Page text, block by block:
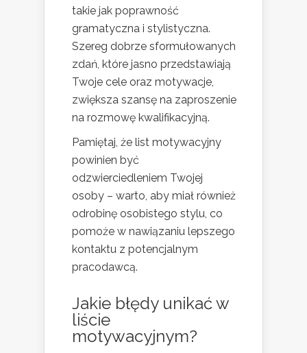
takie jak poprawność
gramatyczna i stylistyczna.
Szereg dobrze sformułowanych
zdań, które jasno przedstawiają
Twoje cele oraz motywacje,
zwiększa szansę na zaproszenie
na rozmowę kwalifikacyjną.
Pamiętaj, że list motywacyjny
powinien być
odzwierciedleniem Twojej
osoby – warto, aby miał również
odrobinę osobistego stylu, co
pomoże w nawiązaniu lepszego
kontaktu z potencjalnym
pracodawcą.
Jakie błędy unikać w
liście
motywacyjnym?